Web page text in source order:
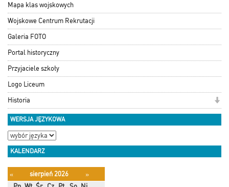
Mapa klas wojskowych
Wojskowe Centrum Rekrutacji
Galeria FOTO
Portal historyczny
Przyjaciele szkoły
Logo Liceum
Historia
WERSJA JĘZYKOWA
KALENDARZ
« sierpień 2026
»